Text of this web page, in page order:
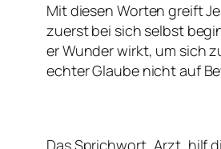
Mit diesen Worten greift
zuerst bei sich selbst
er Wunder wirkt, um sich
echter Glaube nicht auf
Das Sprichwort „Arzt, hilf